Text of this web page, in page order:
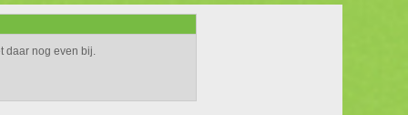
daar nog even bij.